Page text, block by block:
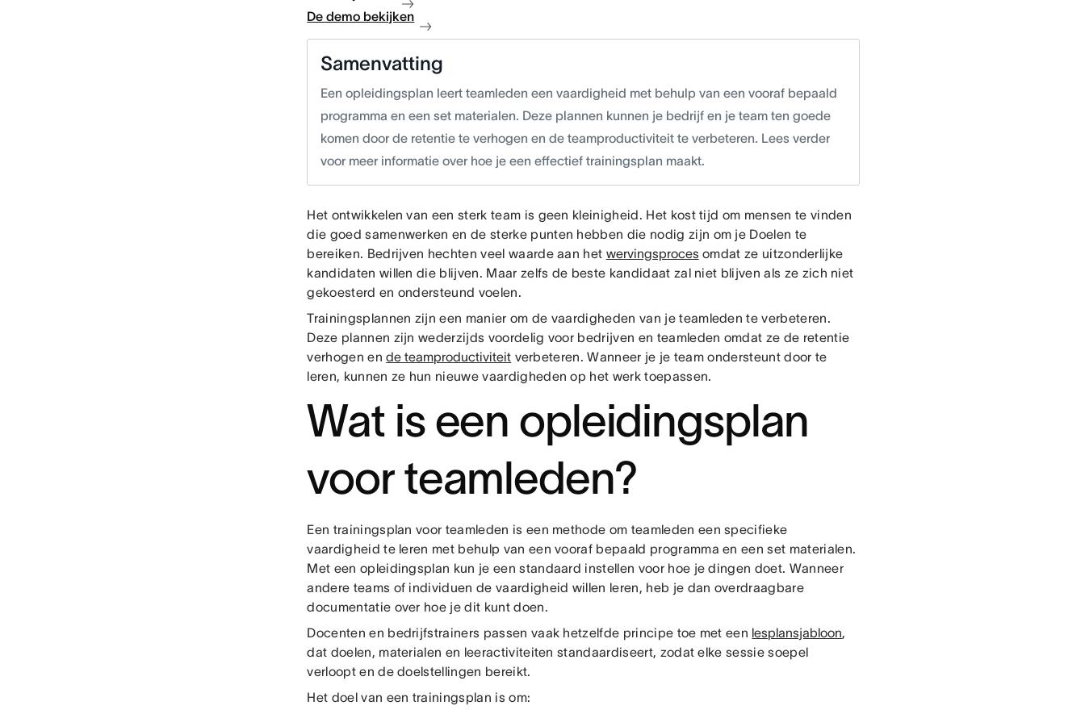
De demo bekijken
Samenvatting
Een opleidingsplan leert teamleden een vaardigheid met behulp van een vooraf bepaald
programma en een set materialen. Deze plannen kunnen je bedrijf en je team ten goede
komen door de retentie te verhogen en de teamproductiviteit te verbeteren. Lees verder
voor meer informatie over hoe je een effectief trainingsplan maakt.
Het ontwikkelen van een sterk team is geen kleinigheid. Het kost tijd om mensen te vinden
die goed samenwerken en de sterke punten hebben die nodig zijn om je Doelen te
bereiken. Bedrijven hechten veel waarde aan het wervingsproces omdat ze uitzonderlijke
kandidaten willen die blijven. Maar zelfs de beste kandidaat zal niet blijven als ze zich niet
gekoesterd en ondersteund voelen.
Trainingsplannen zijn een manier om de vaardigheden van je teamleden te verbeteren.
Deze plannen zijn wederzijds voordelig voor bedrijven en teamleden omdat ze de retentie
verhogen ende teamproductiviteit verbeteren. Wanneer je je team ondersteunt door te
leren, kunnen ze hun nieuwe vaardigheden op het werk toepassen.
Wat is een opleidingsplan
voor teamleden?
Een trainingsplan voor teamleden is een methode om teamleden een specifieke
vaardigheid te leren met behulp van een vooraf bepaald programma en een set materialen.
Met een opleidingsplan kun je een standaard instellen voor hoe je dingen doet. Wanneer
andere teams of individuen de vaardigheid willen leren, heb je dan overdraagbare
documentatie over hoe je dit kunt doen.
Docenten en bedrijfstrainers passen vaak hetzelfde principe toe met een lesplansjabloon,
dat doelen, materialen en leeractiviteiten standaardiseert, zodat elke sessie soepel
verloopt en de doelstellingen bereikt.
Het doel van een trainingsplan is om: